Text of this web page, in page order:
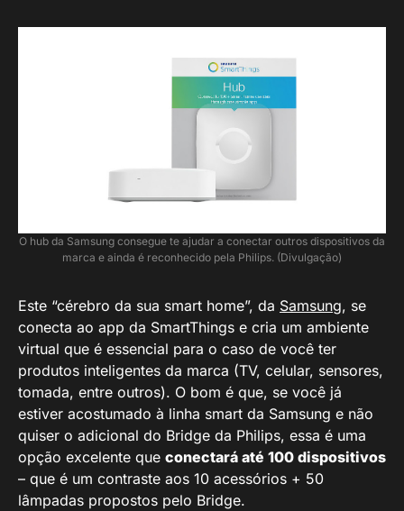
O hub da Samsung consegue te ajudar a conectar outros dispositivos da
marca e ainda é reconhecido pela Philips. (Divulgação)
Este “cérebro da sua smart home”, da Samsung, se
conecta ao app da SmartThings e cria um ambiente
virtual que é essencial para o caso de você ter
produtos inteligentes da marca (TV, celular, sensores,
tomada, entre outros). O bom é que, se você já
estiver acostumado à linha smart da Samsung e não
quiser o adicional do Bridge da Philips, essa é uma
opção excelente que conectará até 100 dispositivos
– que é um contraste aos 10 acessórios + 50
lâmpadas propostos pelo Bridge.